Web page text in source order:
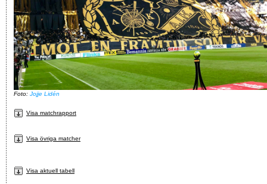
Foto: Jojje Lidén
Visa matchrapport
Visa övriga matcher
Visa aktuell tabell